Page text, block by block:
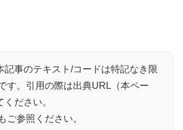
記事のテキスト/コードは特記なき限
す。引用の際は出典URL（本ペー
ださい。
もご参照ください。